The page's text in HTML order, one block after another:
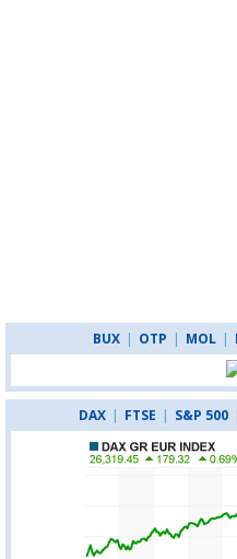
BUX | OTP | MOL |
DAX | FTSE | S&P 500